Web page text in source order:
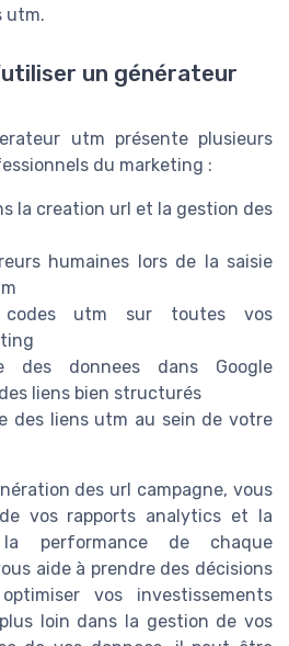
utm.
un générateur
utm présente plusieurs
du marketing :
la creation url et la gestion des
humaines lors de la saisie
codes utm sur toutes vos
des donnees dans Google
liens bien structurés
des liens utm au sein de votre
des url campagne, vous
vos rapports analytics et la
la performance de chaque
aide à prendre des décisions
vos investissements
loin dans la gestion de vos